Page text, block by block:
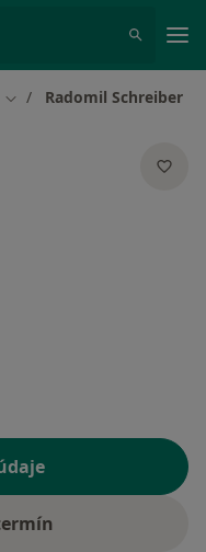
Změna města
Radomil Schreiber